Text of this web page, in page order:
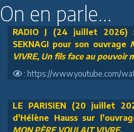
On en parle...
RADIO J (24 juillet 2026)
SEKNAGI pour son ouvrage
VIVRE, Un fils face au pouvoir
: https://www.youtube.com/
LE PARISIEN (20 juillet
d'Hélène Hauss sur